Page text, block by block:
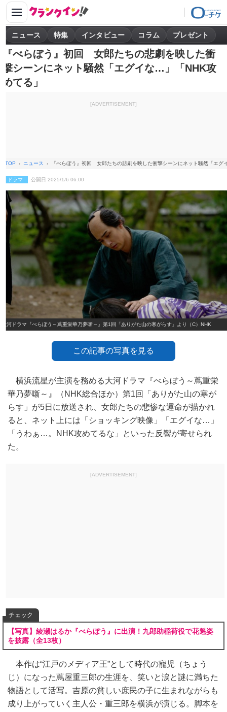
ニュース 特集 インタビュー コラム プレゼント
『べらぼう』初回 女郎たちの悲劇を映した衝
撃シーンにネット騒然「エグイな…」「NHK攻
めてる」
[ADVERTISEMENT]
TOP ニュース 『べらぼう』初回 女郎たちの悲劇を映した衝撃シーンにネット騒然「エグ
ドラマ 公開日 2025/1/6 06:00
大河ドラマ『べらぼう～蔦重栄華乃夢噺～』第1回「ありがた山の寒がらす」より（C）NHK
この記事の写真を見る
横浜流星が主演を務める大河ドラマ『べらぼう～蔦重栄
華乃夢噺～』（NHK総合ほか）第1回「ありがた山の寒が
らす」が5日に放送され、女郎たちの悲惨な運命が描かれ
ると、ネット上には「ショッキング映像」「エグイな…」
「うわぁ…。NHK攻めてるな」といった反響が寄せられ
た。
[ADVERTISEMENT]
チェック
【写真】綾瀬はるか『べらぼう』に出演！九郎助稲荷役で花魁姿
を披露（全13枚）
本作は“江戸のメディア王”として時代の寵児（ちょう
じ）になった蔦屋重三郎の生涯を、笑いと涙と謎に満ちた
物語として活写。吉原の貧しい庶民の子に生まれながらも
成り上がっていく主人公・重三郎を横浜が演じる。脚本を